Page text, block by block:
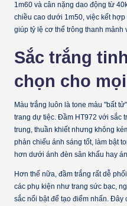
1m60 và cân nặng dao động từ
chiều cao dưới 1m50, việc kết
giúp tỷ lệ cơ thể trông thanh mảnh
Sắc trắng
chọn cho
Màu trắng luôn là tone màu "bất
trang dự tiệc. Đầm HT972 với sắc
trung, thuần khiết nhưng không
phản chiếu ánh sáng tốt, làm bật
hơn dưới ánh đèn sân khấu hay
Hơn thế nữa, đầm trắng rất dễ
các phụ kiện như trang sức bạc,
sắc nổi bật để tạo điểm nhấn. Đây